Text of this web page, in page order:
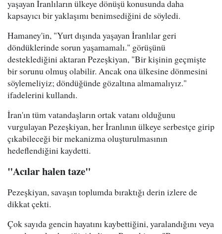
yaşayan İranlıların ülkeye dönüşü konusunda daha
kapsayıcı bir yaklaşımı benimsediğini de söyledi.
Hamaney'in, "Yurt dışında yaşayan İranlılar geri
döndüklerinde sorun yaşamamalı." görüşünü
desteklediğini aktaran Pezeşkiyan, "Bir kişinin geçmişte
bir sorunu olmuş olabilir. Ancak ona ülkesine dönmesini
söylemeliyiz; döndüğünde gözaltına almamalıyız."
ifadelerini kullandı.
İran'ın tüm vatandaşların ortak vatanı olduğunu
vurgulayan Pezeşkiyan, her İranlının ülkeye serbestçe girip
çıkabileceği bir mekanizma oluşturulmasının
hedeflendiğini kaydetti.
"Acılar halen taze"
Pezeşkiyan, savaşın toplumda bıraktığı derin izlere de
dikkat çekti.
Çok sayıda gencin hayatını kaybettiğini, yaralandığını veya